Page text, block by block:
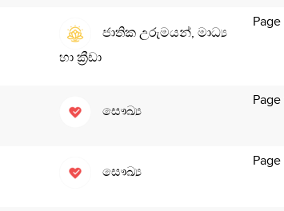
ජාතික උරුමයන්, මාධ්‍ය
හා ක්‍රීඩා
සෞඛ්‍ය
Page
සෞඛ්‍ය
Page